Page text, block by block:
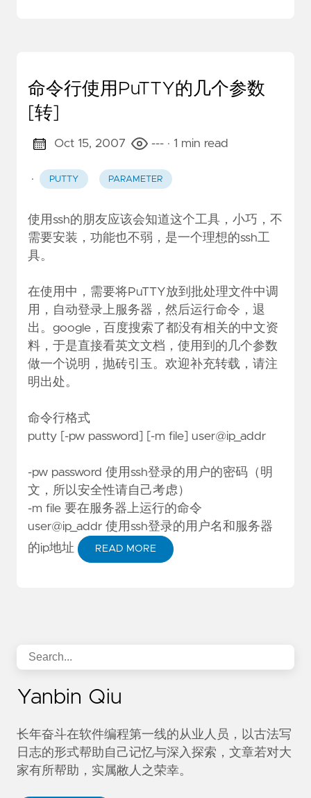
命令行使用PuTTY的几个参数
[转]
Oct 15, 2007 --- · 1 min read
· PUTTY PARAMETER
使用ssh的朋友应该会知道这个工具，小巧，不
需要安装，功能也不弱，是一个理想的ssh工
具。
在使用中，需要将PuTTY放到批处理文件中调
用，自动登录上服务器，然后运行命令，退
出。google，百度搜索了都没有相关的中文资
料，于是直接看英文文档，使用到的几个参数
做一个说明，抛砖引玉。欢迎补充转载，请注
明出处。
命令行格式
putty [-pw password] [-m file] user@ip_addr
-pw password 使用ssh登录的用户的密码（明
文，所以安全性请自己考虑）
-m file 要在服务器上运行的命令
user@ip_addr 使用ssh登录的用户名和服务器
的ip地址
READ MORE
Yanbin Qiu
长年奋斗在软件编程第一线的从业人员，以古法写
日志的形式帮助自己记忆与深入探索，文章若对大
家有所帮助，实属敝人之荣幸。